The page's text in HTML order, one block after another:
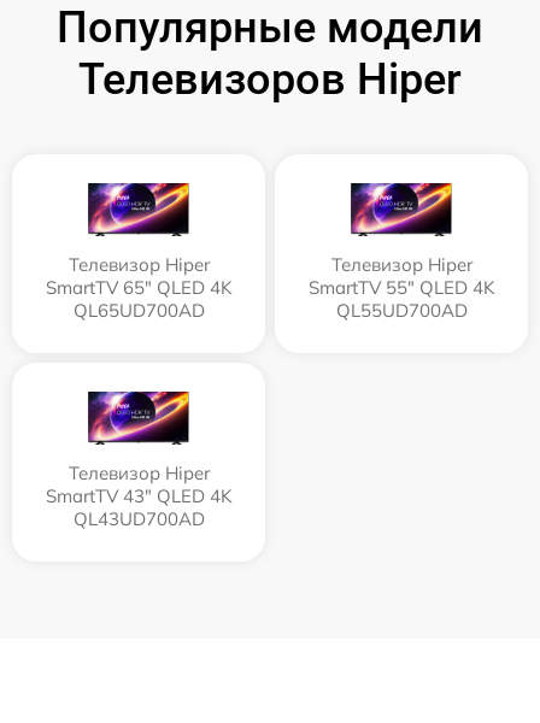
Популярные модели
Телевизоров Hiper
Телевизор Hiper
SmartTV 65" QLED 4K
QL65UD700AD
Телевизор Hiper
SmartTV 55" QLED 4K
QL55UD700AD
Телевизор Hiper
SmartTV 43" QLED 4K
QL43UD700AD